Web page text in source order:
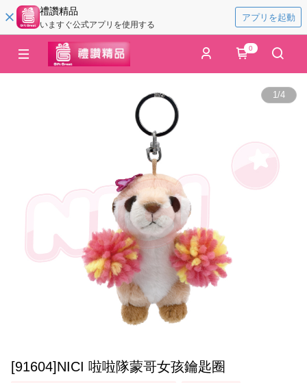
禮讚精品
いますぐ公式アプリを使用する
アプリを起動
0
1/4
[91604]NICI 啦啦隊蒙哥女孩鑰匙圈